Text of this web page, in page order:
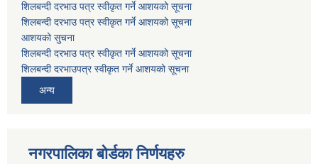
शिलबन्दी दरभाउ पत्र स्वीकृत गर्ने आशयको सूचना
शिलबन्दी दरभाउ पत्र स्वीकृत गर्ने आशयको सूचना
आशयको सुचना
शिलबन्दी दरभाउ पत्र स्वीकृत गर्ने आशयको सूचना
शिलबन्दी दरभाउपत्र स्वीकृत गर्ने आशयको सूचना
अन्य
नगरपालिका बोर्डका निर्णयहरु